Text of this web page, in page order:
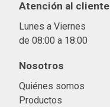
Atención al cliente
Lunes a Viernes
de 08:00 a 18:00
Nosotros
Quiénes somos
Productos